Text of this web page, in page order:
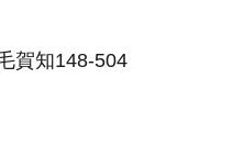
賀知148-504